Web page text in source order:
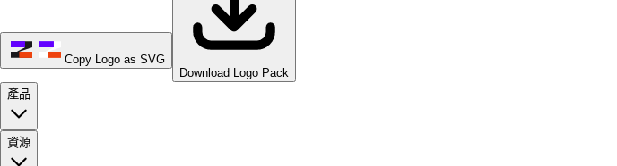
Copy Logo as SVG
Download Logo Pack
產品
資源